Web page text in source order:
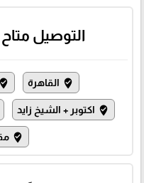
التوصيل متاح
where_to_vote القاهرة where_to_vote
where_to_vote اكتوبر + الشيخ زايد
where_to_vote